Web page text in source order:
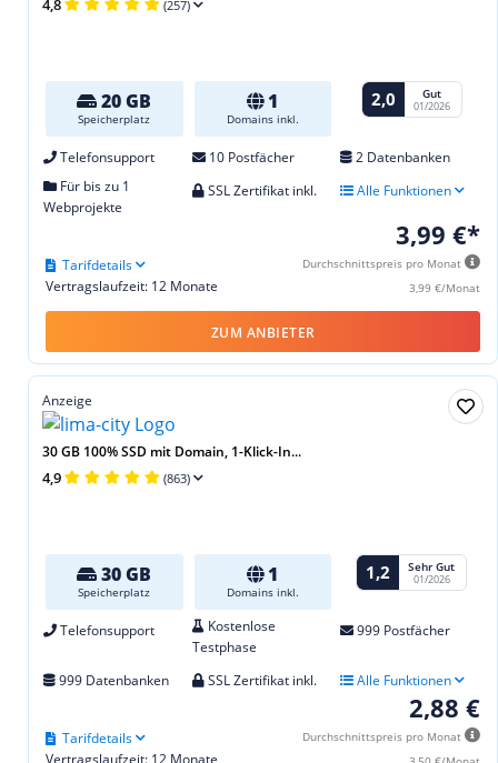
4,8 (257)
20 GB
Speicherplatz
1
Domains inkl.
2,0 Gut
01/2026
Telefonsupport 10 Postfächer
2 Datenbanken
Für bis zu 1
Webprojekte
SSL Zertifikat inkl. Alle Funktionen
3,99 €*
Durchschnittspreis pro Monat
3,99 €/Monat
Vertragslaufzeit: 12 Monate
Tarifdetails
ZUM ANBIETER
Anzeige
30 GB 100% SSD mit Domain, 1-Klick-In...
4,9 (863)
30 GB
Speicherplatz
1
Domains inkl.
1,2 Sehr Gut
01/2026
Telefonsupport
Kostenlose
Testphase
999 Postfächer
999 Datenbanken SSL Zertifikat inkl. Alle Funktionen
2,88 €
Durchschnittspreis pro Monat
Vertragslaufzeit: 12 Monate
Tarifdetails